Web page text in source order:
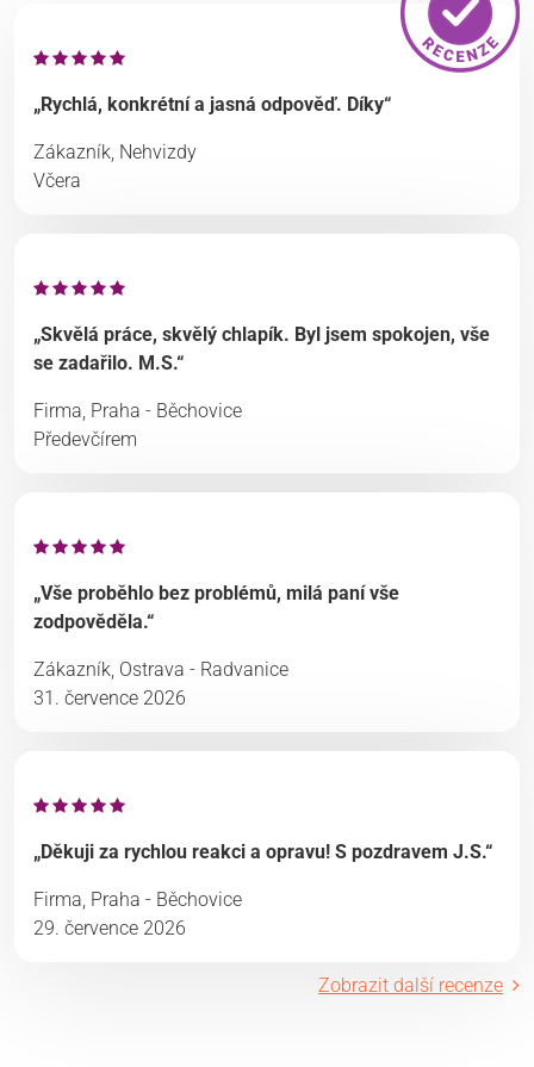
„Rychlá, konkrétní a jasná odpověď. Díky“
Zákazník, Nehvizdy
Včera
„Skvělá práce, skvělý chlapík. Byl jsem spokojen, vše
se zadařilo. M.S.“
Firma, Praha - Běchovice
Předevčírem
„Vše proběhlo bez problémů, milá paní vše
zodpověděla.“
Zákazník, Ostrava - Radvanice
31. července 2026
„Děkuji za rychlou reakci a opravu! S pozdravem J.S.“
Firma, Praha - Běchovice
29. července 2026
Zobrazit další recenze